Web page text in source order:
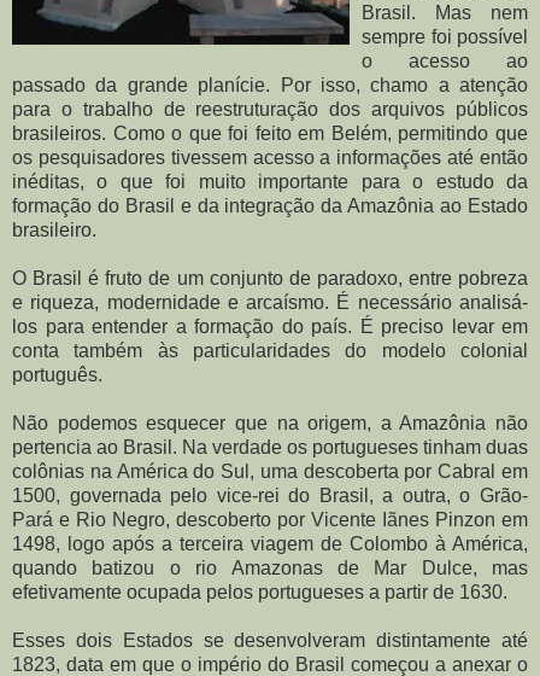
Brasil. Mas nem
sempre foi possível
o acesso ao
passado da grande planície. Por isso, chamo a atenção
para o trabalho de reestruturação dos arquivos públicos
brasileiros. Como o que foi feito em Belém, permitindo que
os pesquisadores tivessem acesso a informações até então
inéditas, o que foi muito importante para o estudo da
formação do Brasil e da integração da Amazônia ao Estado
brasileiro.
O Brasil é fruto de um conjunto de paradoxo, entre pobreza
e riqueza, modernidade e arcaísmo. É necessário analisá-
los para entender a formação do país. É preciso levar em
conta também às particularidades do modelo colonial
português.
Não podemos esquecer que na origem, a Amazônia não
pertencia ao Brasil. Na verdade os portugueses tinham duas
colônias na América do Sul, uma descoberta por Cabral em
1500, governada pelo vice-rei do Brasil, a outra, o Grão-
Pará e Rio Negro, descoberto por Vicente Iãnes Pinzon em
1498, logo após a terceira viagem de Colombo à América,
quando batizou o rio Amazonas de Mar Dulce, mas
efetivamente ocupada pelos portugueses a partir de 1630.
Esses dois Estados se desenvolveram distintamente até
1823, data em que o império do Brasil começou a anexar o